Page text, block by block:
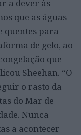
a dever às
que as águas
quentes para
de gelo, ao
que
Sheehan. “O
o rasto da
do Mar de
Nunca
a acontecer